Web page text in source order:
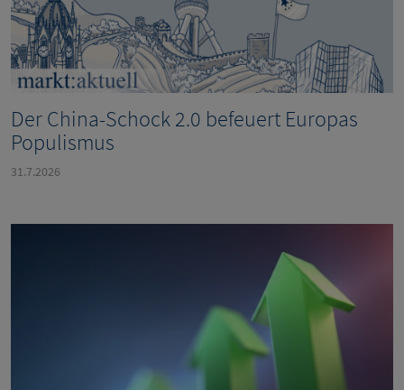
Der China-Schock 2.0 befeuert Europas
Populismus
31.7.2026